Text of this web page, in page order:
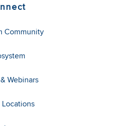
Community
Webinars